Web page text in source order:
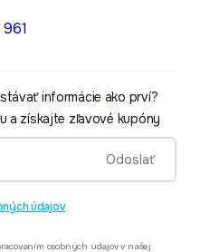
informácie ako prví?
a získajte zľavové kupóny
Odoslať
údajov
osobných údajov v našej